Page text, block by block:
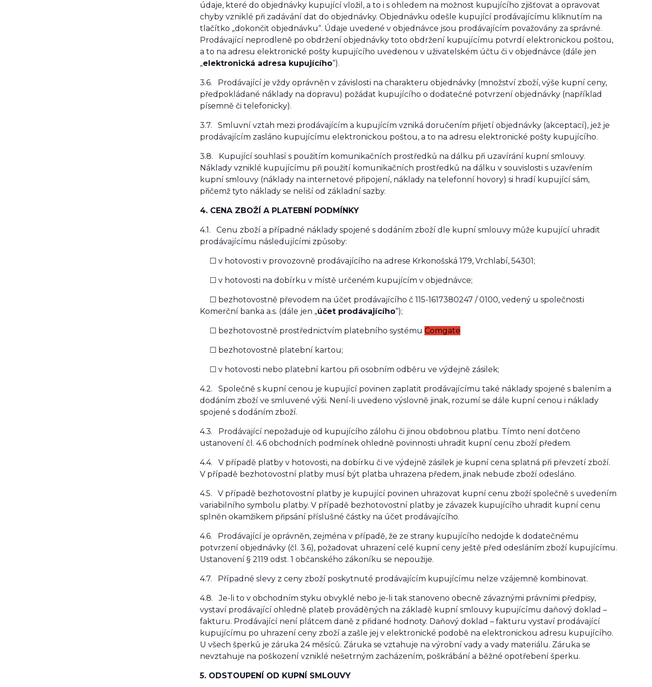
údaje, které do objednávky kupující vložil, a to i s ohledem na možnost kupujícího zjišťovat a opravovat
chyby vzniklé při zadávání dat do objednávky. Objednávku odešle kupující prodávajícímu kliknutím na
tlačítko „dokončit objednávku“. Údaje uvedené v objednávce jsou prodávajícím považovány za správné.
Prodávající neprodleně po obdržení objednávky toto obdržení kupujícímu potvrdí elektronickou poštou,
a to na adresu elektronické pošty kupujícího uvedenou v uživatelském účtu či v objednávce (dále jen
„elektronická adresa kupujícího“).
3.6. Prodávající je vždy oprávněn v závislosti na charakteru objednávky (množství zboží, výše kupní ceny,
předpokládané náklady na dopravu) požádat kupujícího o dodatečné potvrzení objednávky (například
písemně či telefonicky).
3.7. Smluvní vztah mezi prodávajícím a kupujícím vzniká doručením přijetí objednávky (akceptací), jež je
prodávajícím zasláno kupujícímu elektronickou poštou, a to na adresu elektronické pošty kupujícího.
3.8. Kupující souhlasí s použitím komunikačních prostředků na dálku při uzavírání kupní smlouvy.
Náklady vzniklé kupujícímu při použití komunikačních prostředků na dálku v souvislosti s uzavřením
kupní smlouvy (náklady na internetové připojení, náklady na telefonní hovory) si hradí kupující sám,
přičemž tyto náklady se neliší od základní sazby.
4. CENA ZBOŽÍ A PLATEBNÍ PODMÍNKY
4.1. Cenu zboží a případné náklady spojené s dodáním zboží dle kupní smlouvy může kupující uhradit
prodávajícímu následujícími způsoby:
☐ v hotovosti v provozovně prodávajícího na adrese Krkonošská 179, Vrchlabí, 54301;
☐ v hotovosti na dobírku v místě určeném kupujícím v objednávce;
☐ bezhotovostně převodem na účet prodávajícího č 115-1617380247 / 0100, vedený u společnosti
Komerční banka a.s. (dále jen „účet prodávajícího“);
☐ bezhotovostně prostřednictvím platebního systému Comgate
☐ bezhotovostně platební kartou;
☐ v hotovosti nebo platební kartou při osobním odběru ve výdejně zásilek;
4.2. Společně s kupní cenou je kupující povinen zaplatit prodávajícímu také náklady spojené s balením a
dodáním zboží ve smluvené výši. Není-li uvedeno výslovně jinak, rozumí se dále kupní cenou i náklady
spojené s dodáním zboží.
4.3. Prodávající nepožaduje od kupujícího zálohu či jinou obdobnou platbu. Tímto není dotčeno
ustanovení čl. 4.6 obchodních podmínek ohledně povinnosti uhradit kupní cenu zboží předem.
4.4. V případě platby v hotovosti, na dobírku či ve výdejně zásilek je kupní cena splatná při převzetí zboží.
V případě bezhotovostní platby musí být platba uhrazena předem, jinak nebude zboží odesláno.
4.5. V případě bezhotovostní platby je kupující povinen uhrazovat kupní cenu zboží společně s uvedením
variabilního symbolu platby. V případě bezhotovostní platby je závazek kupujícího uhradit kupní cenu
splněn okamžikem připsání příslušné částky na účet prodávajícího.
4.6. Prodávající je oprávněn, zejména v případě, že ze strany kupujícího nedojde k dodatečnému
potvrzení objednávky (čl. 3.6), požadovat uhrazení celé kupní ceny ještě před odesláním zboží kupujícímu.
Ustanovení § 2119 odst. 1 občanského zákoníku se nepoužije.
4.7. Případné slevy z ceny zboží poskytnuté prodávajícím kupujícímu nelze vzájemně kombinovat.
4.8. Je-li to v obchodním styku obvyklé nebo je-li tak stanoveno obecně závaznými právními předpisy,
vystaví prodávající ohledně plateb prováděných na základě kupní smlouvy kupujícímu daňový doklad –
fakturu. Prodávající není plátcem daně z přidané hodnoty. Daňový doklad – fakturu vystaví prodávající
kupujícímu po uhrazení ceny zboží a zašle jej v elektronické podobě na elektronickou adresu kupujícího.
U všech šperků je záruka 24 měsíců. Záruka se vztahuje na výrobní vady a vady materiálu. Záruka se
nevztahuje na poškození vzniklé nešetrným zacházením, poškrábání a běžné opotřebení šperku.
5. ODSTOUPENÍ OD KUPNÍ SMLOUVY